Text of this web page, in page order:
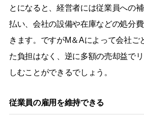
とになると、経営者には従業員への
払い、会社の設備や在庫などの処分
きます。ですがM＆Aによって会社ご
た負担はなく、逆に多額の売却益で
しむことができるでしょう。
従業員の雇用を維持できる